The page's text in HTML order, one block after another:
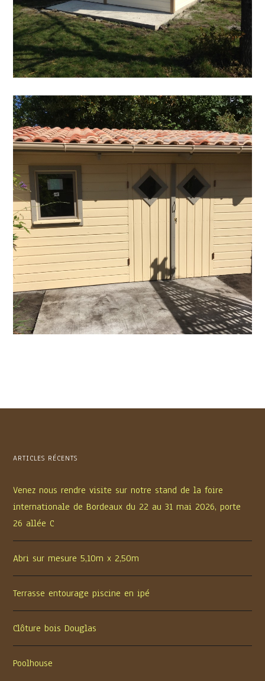
ARTICLES RÉCENTS
Venez nous rendre visite sur notre stand de la foire
internationale de Bordeaux du 22 au 31 mai 2026, porte
26 allée C
Abri sur mesure 5,10m x 2,50m
Terrasse entourage piscine en ipé
Clôture bois Douglas
Poolhouse